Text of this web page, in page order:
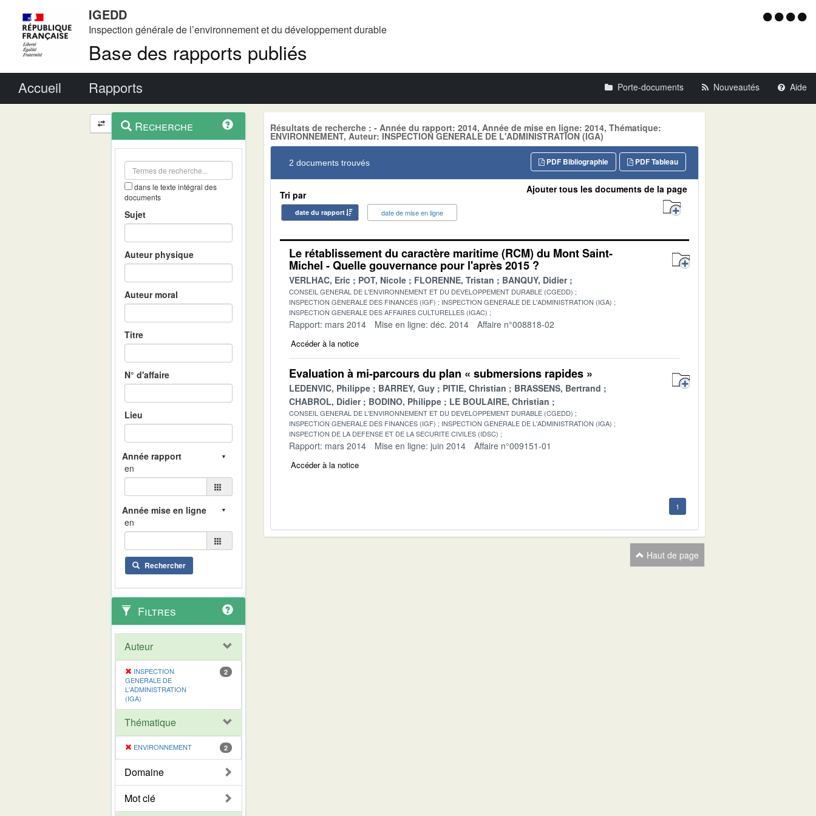
IGEDD
Inspection générale de l’environnement et du développement durable
Base des rapports publiés
Menu
Accueil Rapports Porte-documents Nouveautés Aide
Navigation
et
outils
contextuel
Recherche
dans le texte intégral des
documents
Sujet
Auteur physique
Auteur moral
Titre
N° d'affaire
Lieu
en
en
Rechercher
Filtres
Auteur
INSPECTION
GENERALE DE
L'ADMINISTRATION
(IGA)
2
Thématique
ENVIRONNEMENT 2
Domaine
Mot clé
Résultats de recherche : - Année du rapport: 2014, Année de mise en ligne: 2014, Thématique:
ENVIRONNEMENT, Auteur: INSPECTION GENERALE DE L'ADMINISTRATION (IGA)
2 documents trouvés PDF Tableau
PDF Bibliographie
Tri par
date du rapport date de mise en ligne
Ajouter tous les documents de la page
Le rétablissement du caractère maritime (RCM) du Mont Saint-
Michel - Quelle gouvernance pour l'après 2015 ?
VERLHAC, Eric POT, Nicole FLORENNE, Tristan BANQUY, Didier
CONSEIL GENERAL DE L'ENVIRONNEMENT ET DU DEVELOPPEMENT DURABLE (CGEDD)
INSPECTION GENERALE DES FINANCES (IGF)
INSPECTION GENERALE DE L'ADMINISTRATION (IGA)
INSPECTION GENERALE DES AFFAIRES CULTURELLES (IGAC)
Rapport: mars 2014 Mise en ligne: déc. 2014 Affaire n°008818-02
Accéder à la notice
Evaluation à mi-parcours du plan « submersions rapides »
LEDENVIC, Philippe BARREY, Guy PITIE, Christian
BRASSENS, Bertrand
CHABROL, Didier
BODINO, Philippe LE BOULAIRE, Christian
CONSEIL GENERAL DE L'ENVIRONNEMENT ET DU DEVELOPPEMENT DURABLE (CGEDD)
INSPECTION GENERALE DES FINANCES (IGF)
INSPECTION GENERALE DE L'ADMINISTRATION (IGA)
INSPECTION DE LA DEFENSE ET DE LA SECURITE CIVILES (IDSC)
Rapport: mars 2014 Mise en ligne: juin 2014 Affaire n°009151-01
Accéder à la notice
1
Haut de page